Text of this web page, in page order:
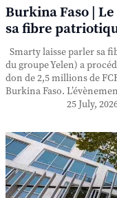
Burkina Faso |
sa fibre
Smarty laisse parler sa
du groupe Yelen) a
don de 2,5 millions de
Burkina Faso.
25 July,